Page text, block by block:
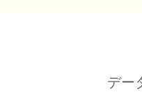
デー